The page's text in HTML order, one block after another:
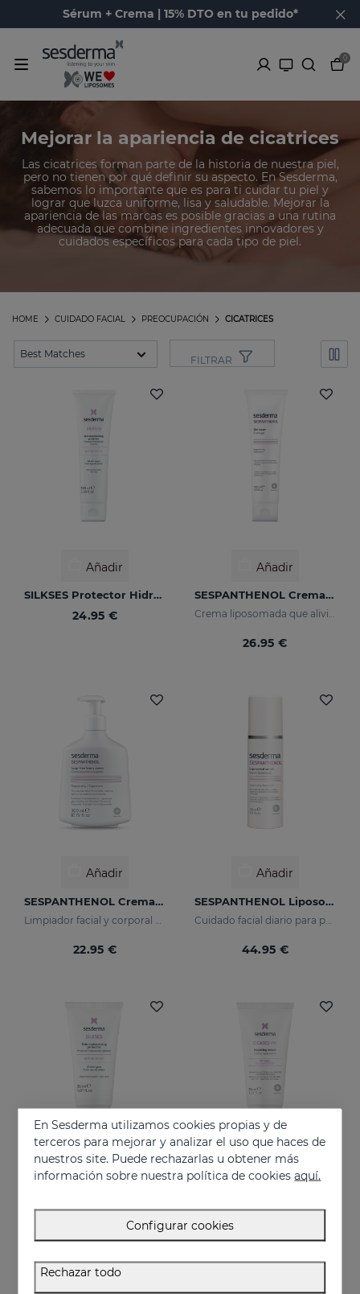
Sérum + Crema | 15% DTO en tu pedido*
0
Mejorar la apariencia de cicatrices
Las cicatrices forman parte de la historia de nuestra piel,
pero no tienen por qué definir su aspecto. En Sesderma,
sabemos lo importante que es para ti cuidar tu piel y
lograr que luzca uniforme, lisa y saludable. Mejorar la
apariencia de las marcas es posible gracias a una rutina
adecuada que combine ingredientes innovadores y
cuidados específicos para cada tipo de piel.
CICATRICES
PREOCUPACIÓN
CUIDADO FACIAL
HOME
FILTRAR
Añadir
SILKSES Protector Hidratante Cutáneo 100 Ml
24.95 €
Añadir
SESPANTHENOL Crema Gel
Crema liposomada que alivia el picor y el enrojecimiento de las irritaciones cutáneas
26.95 €
Añadir
SESPANTHENOL Crema Espumosa Sin Jabón
22.95 €
Añadir
SESPANTHENOL Liposomal Serum
Cuidado facial diario para para la defensa de la piel sensible o dañada
44.95 €
Añadir
SILKSES Protector Hidratante Cutáneo 30 Ml
Añadir
CICASES WH Crema Reparadora
En Sesderma utilizamos cookies propias y de
terceros para mejorar y analizar el uso que haces de
nuestros site. Puede rechazarlas u obtener más
información sobre nuestra política de cookiesaquí.
Configurar cookies
Rechazar todo